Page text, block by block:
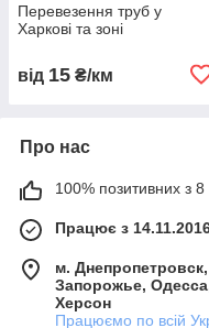
Перевезення труб у
Харкові та зоні
від 15 ₴/км
Про нас
100% позитивних з 8
Працює з
м.
Запорожье,
Херсон
Працюємо по всій